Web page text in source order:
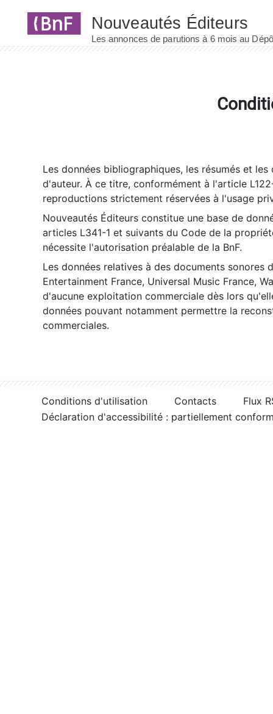
Les données bibliographiques, les résumés et
d'auteur. À ce titre, conformément à l'article
reproductions strictement réservées à l'usage
Nouveautés Éditeurs constitue une base de
articles L341-1 et suivants du Code de la
nécessite l'autorisation préalable de la BnF.
Les données relatives à des documents sonores
Entertainment France, Universal Music France,
d'aucune exploitation commerciale dès lors
données pouvant notamment permettre la
commerciales.
Conditions d'utilisation Contacts
Flux
Déclaration d'accessibilité : partiellement